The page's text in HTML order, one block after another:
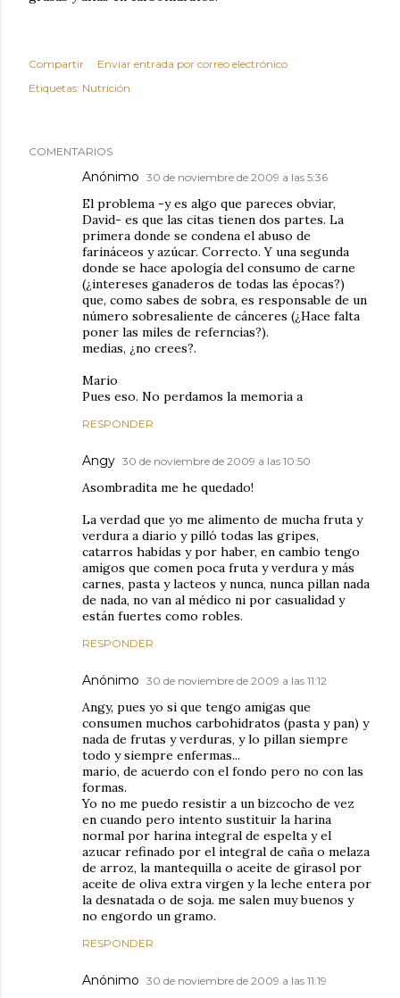
Compartir
Enviar entrada por correo electrónico
Etiquetas: Nutrición
COMENTARIOS
Anónimo 30 de noviembre de 2009 a las 5:36
El problema -y es algo que pareces obviar,
David- es que las citas tienen dos partes. La
primera donde se condena el abuso de
farináceos y azúcar. Correcto. Y una segunda
donde se hace apología del consumo de carne
(¿intereses ganaderos de todas las épocas?)
que, como sabes de sobra, es responsable de un
número sobresaliente de cánceres (¿Hace falta
poner las miles de referncias?).
medias, ¿no crees?.
Mario
Pues eso. No perdamos la memoria a
RESPONDER
Angy 30 de noviembre de 2009 a las 10:50
Asombradita me he quedado!
La verdad que yo me alimento de mucha fruta y
verdura a diario y pilló todas las gripes,
catarros habidas y por haber, en cambio tengo
amigos que comen poca fruta y verdura y más
carnes, pasta y lacteos y nunca, nunca pillan nada
de nada, no van al médico ni por casualidad y
están fuertes como robles.
RESPONDER
Anónimo 30 de noviembre de 2009 a las 11:12
Angy, pues yo si que tengo amigas que
consumen muchos carbohidratos (pasta y pan) y
nada de frutas y verduras, y lo pillan siempre
todo y siempre enfermas...
mario, de acuerdo con el fondo pero no con las
formas.
Yo no me puedo resistir a un bizcocho de vez
en cuando pero intento sustituir la harina
normal por harina integral de espelta y el
azucar refinado por el integral de caña o melaza
de arroz, la mantequilla o aceite de girasol por
aceite de oliva extra virgen y la leche entera por
la desnatada o de soja. me salen muy buenos y
no engordo un gramo.
RESPONDER
Anónimo 30 de noviembre de 2009 a las 11:19